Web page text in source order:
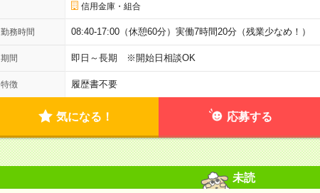
信用金庫・組合
勤務時間 08:40-17:00（休憩60分）実働7時間20分（残業少なめ！）
期間 即日～長期 ※開始日相談OK
特徴 履歴書不要
気になる！ 応募する
未読